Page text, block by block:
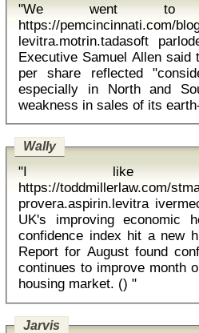
"We went to
https://pemcincinnati.com/
levitra.motrin.tadasoft parlodel fiyat 2020
Executive Samuel Allen said
per share reflected
especially in North and
Wally
"I like
https://toddmillerlaw.com/
provera.aspirin.levitra ivermectin
UK's improving economic
confidence index hit a new
Report for August found
continues to improve month
housing market. () "
Jarvis